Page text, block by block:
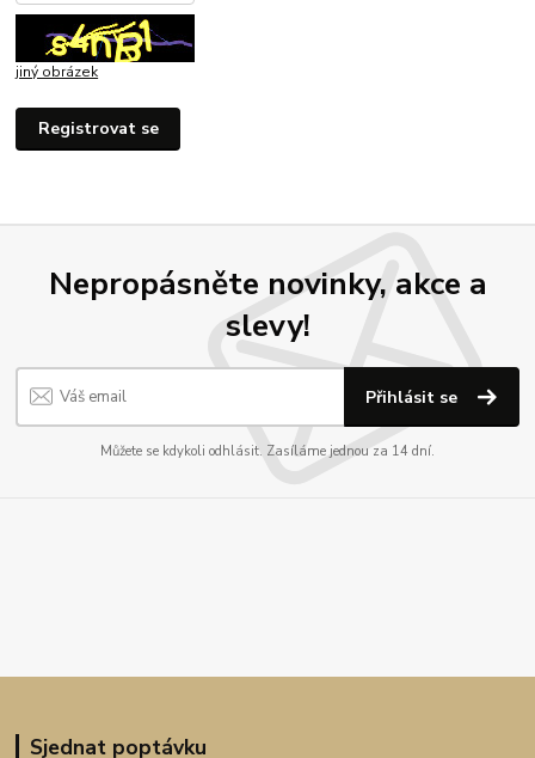
jiný obrázek
Registrovat se
Nepropásněte novinky, akce a
slevy!
Přihlásit se
Můžete se kdykoli odhlásit. Zasíláme jednou za 14 dní.
Sjednat poptávku